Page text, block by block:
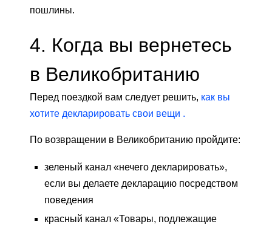
пошлины.
4. Когда вы вернетесь
в Великобританию
Перед поездкой вам следует решить, как вы
хотите декларировать свои вещи .
По возвращении в Великобританию пройдите:
зеленый канал «нечего декларировать»,
если вы делаете декларацию посредством
поведения
красный канал «Товары, подлежащие